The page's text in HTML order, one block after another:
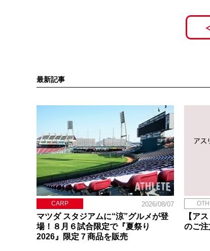
最新記事
CARP 2026/08/07
マツダ スタジアムに“涼”グルメが登
場！８月６試合限定で『夏祭り
2026』限定７商品を販売
【ア
のご